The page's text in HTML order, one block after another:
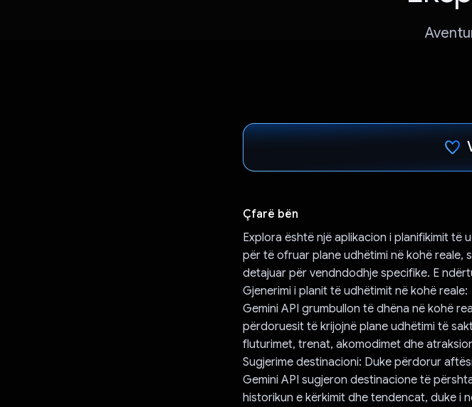
Çfarë bën
Explora është një aplikacion i planifikimit
për të ofruar plane udhëtimi në kohë reale,
detajuar për vendndodhje specifike. E
Gjenerimi i planit të udhëtimit në kohë reale:
Gemini API grumbullon të dhëna në kohë
përdoruesit të krijojnë plane udhëtimi të
fluturimet, trenat, akomodimet dhe
Sugjerime destinacioni: Duke përdorur
Gemini API sugjeron destinacione të
historikun e kërkimit dhe tendencat, duke i